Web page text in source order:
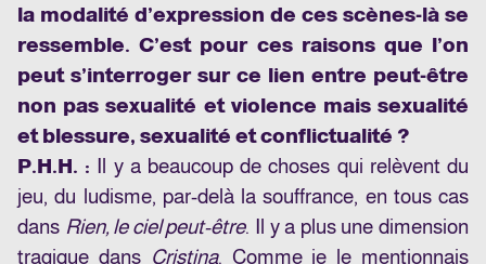
la modalité d’expression de ces scènes-là se
ressemble. C’est pour ces raisons que l’on
peut s’interroger sur ce lien entre peut-être
non pas sexualité et violence mais sexualité
et blessure, sexualité et conflictualité ?
P.H.H. : Il y a beaucoup de choses qui relèvent du
jeu, du ludisme, par-delà la souffrance, en tous cas
dans Rien, le ciel peut-être. Il y a plus une dimension
tragique dans Cristina. Comme je le mentionnais